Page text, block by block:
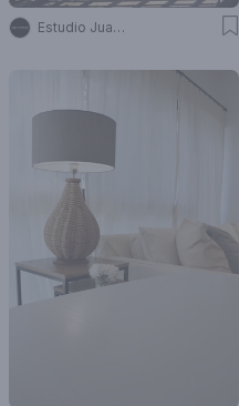
Estudio Juan Trivelloni